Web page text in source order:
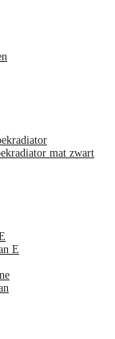
mat zwart
E